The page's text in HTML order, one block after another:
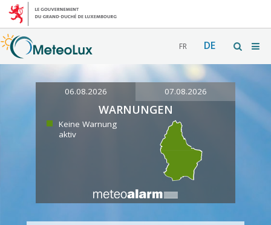
FR DE
06.08.2026 07.08.2026
WARNUNGEN
Keine Warnung
aktiv